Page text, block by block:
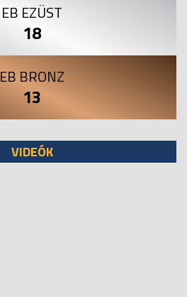
EB EZÜST
18
EB BRONZ
13
VIDEÓK